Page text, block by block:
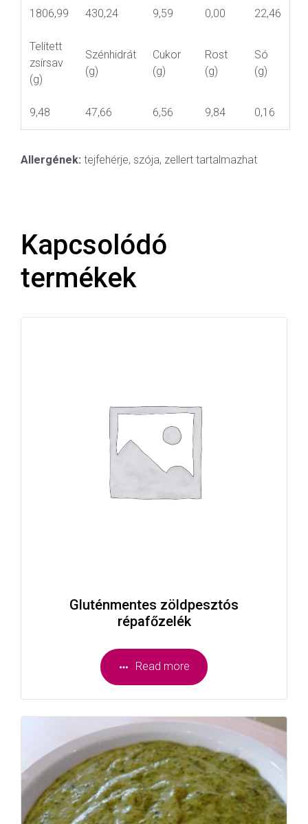
1806,99 430,24 9,59 0,00 22,46
Telített
zsírsav
(g)
Szénhidrát
(g)
Cukor
(g)
Rost
(g)
Só
(g)
9,48 47,66 6,56 9,84 0,16
Allergének: tejfehérje, szója, zellert tartalmazhat
Kapcsolódó
termékek
Gluténmentes zöldpesztós
répafőzelék
Read more